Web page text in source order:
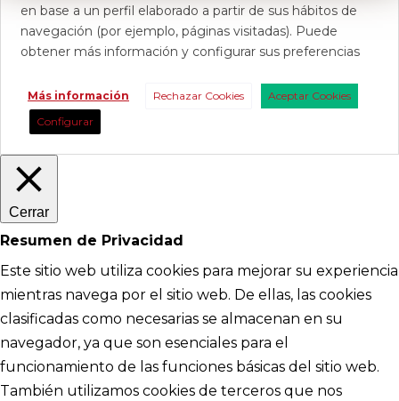
en base a un perfil elaborado a partir de sus hábitos de
navegación (por ejemplo, páginas visitadas). Puede
obtener más información y configurar sus preferencias
Más información Rechazar Cookies
Aceptar Cookies
Configurar
Cerrar
Resumen de Privacidad
Este sitio web utiliza cookies para mejorar su experiencia
mientras navega por el sitio web. De ellas, las cookies
clasificadas como necesarias se almacenan en su
navegador, ya que son esenciales para el
funcionamiento de las funciones básicas del sitio web.
También utilizamos cookies de terceros que nos